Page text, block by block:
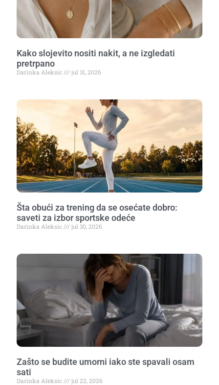
Kako slojevito nositi nakit, a ne izgledati
pretrpano
Darinka Aleksic jul 31, 2026
Šta obući za trening da se osećate dobro:
saveti za izbor sportske odeće
Darinka Aleksic jul 30, 2026
Zašto se budite umorni iako ste spavali osam
sati
Darinka Aleksic jul 22, 2026